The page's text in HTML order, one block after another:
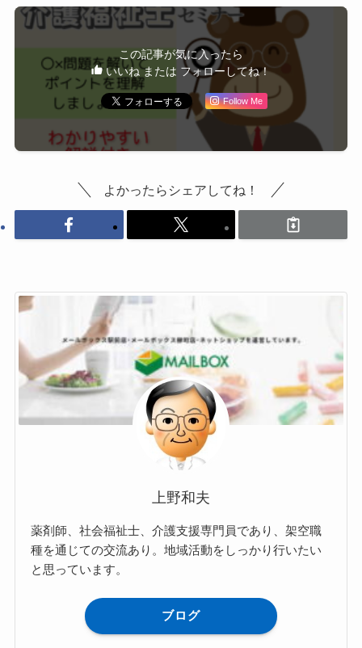
この記事が気に入ったら
いいね または フォローしてね！
Follow Me
よかったらシェアしてね！
上野和夫
薬剤師、社会福祉士、介護支援専門員であり、架空職
種を通じての交流あり。地域活動をしっかり行いたい
と思っています。
ブログ